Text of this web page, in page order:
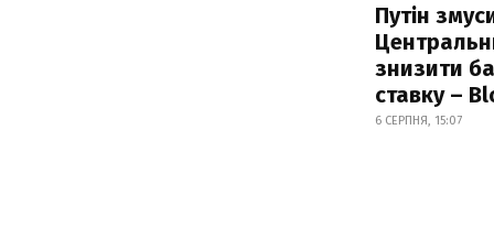
Путін
знизити
ставку –
6 СЕРПНЯ, 15:07